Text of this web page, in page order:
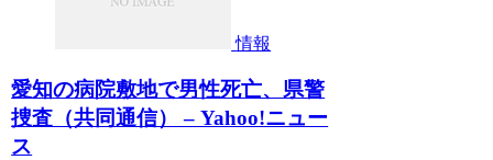
情報
愛知の病院敷地で男性死亡、県警
捜査（共同通信） – Yahoo!ニュー
ス